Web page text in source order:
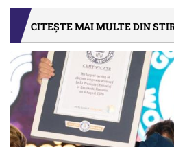
CITEȘTE MAI MULTE DIN